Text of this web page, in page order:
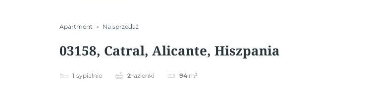
Apartment Na sprzedaż
03158, Catral, Alicante, Hiszpania
1 sypialnie 2 łazienki 94 m²